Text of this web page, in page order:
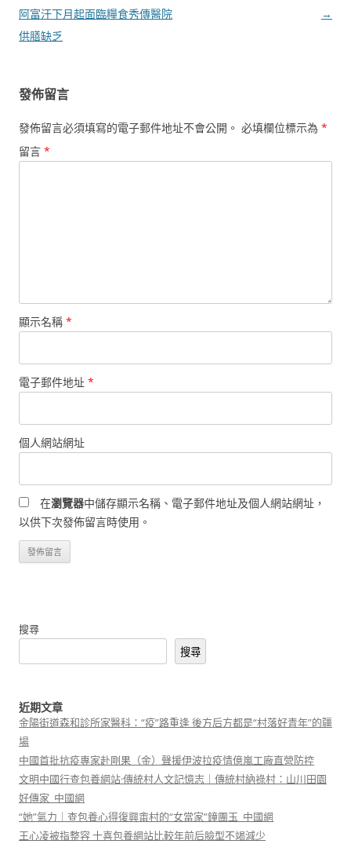
章
導
阿富汗下月起面臨糧食秀傳醫院
供膳缺乏
→
發佈留言
發佈留言必須填寫的電子郵件地址不會公開。 必填欄位標示為 *
留言 *
顯示名稱 *
電子郵件地址 *
個人網站網址
在瀏覽器中儲存顯示名稱、電子郵件地址及個人網站網址，
以供下次發佈留言時使用。
搜尋
搜尋
近期文章
金陽街道森和診所家醫科：“疫”路重逢 後方后方都是“村落好青年”的疆
場
中國首批抗疫專家赴剛果（金）聲援伊波拉疫情億嵐工廠直營防控
文明中國行查包養網站·傳統村人文記憶志｜傳統村納祿村：山川田園
好傳家_中國網
“她”氣力｜查包養心得復興畬村的“女當家”鐘團玉_中國網
王心凌被指整容 十喜包養網站比較年前后臉型不竭減少